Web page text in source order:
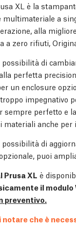
XL è la
a
alla
a zero rifiuti,
possibilità di
perfetta
un enclosure
impegnativo
sempre perfetto e
materiali anche
possibilità di
puoi
Prusa XL è
il modulo
preventivo.
notare che è